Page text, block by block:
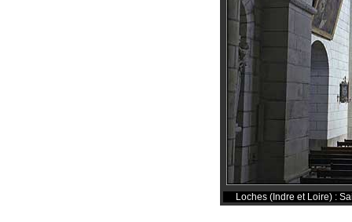
Loches (Indre et Loire) :